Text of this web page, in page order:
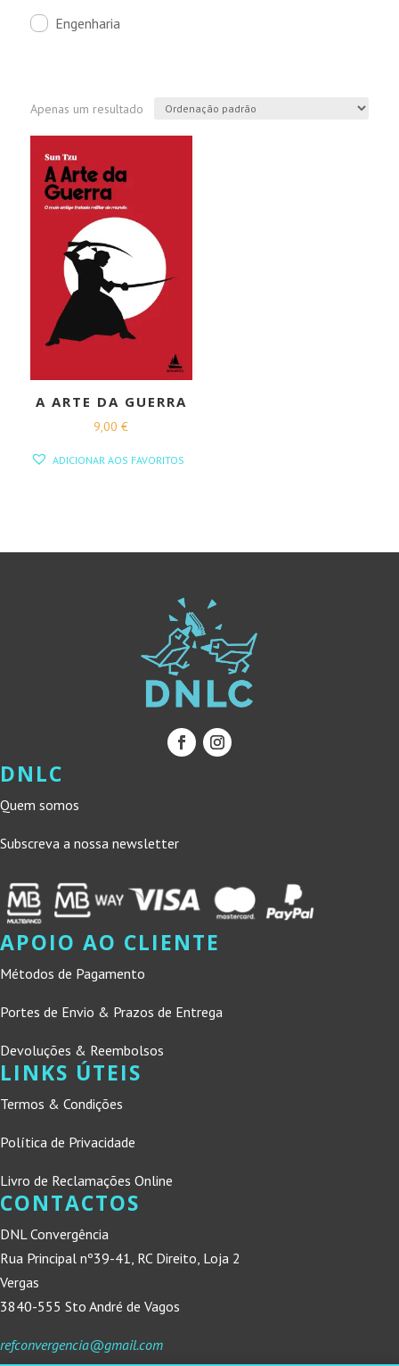
Engenharia
Apenas um resultado
A ARTE DA GUERRA
9,00€
ADICIONAR AOS FAVORITOS
DNLC
Quem somos
Subscreva a nossa newsletter
APOIO AO CLIENTE
Métodos de Pagamento
Portes de Envio & Prazos de Entrega
Devoluções & Reembolsos
LINKS ÚTEIS
Termos & Condições
Política de Privacidade
Livro de Reclamações Online
CONTACTOS
DNL Convergência
Rua Principal nº39-41, RC Direito, Loja 2
Vergas
3840-555 Sto André de Vagos
refconvergencia@gmail.com